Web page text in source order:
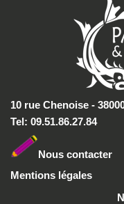
10 rue Chenoise -
Tel: 09.51.86.27.84
Nous contacter
Mentions légales